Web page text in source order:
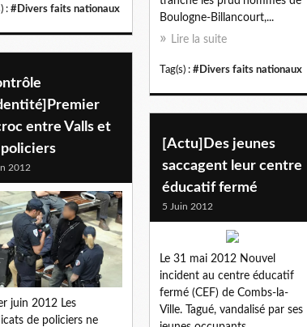
: #Divers faits nationaux
Boulogne-Billancourt,...
Lire la suite
Tag(s) : #Divers faits nationaux
entre Valls et
policiers
2012
juin 2012 Les
de policiers ne
[Actu]Des jeunes
saccagent leur centre
éducatif fermé
5 Juin 2012
Le 31 mai 2012 Nouvel
incident au centre éducatif
fermé (CEF) de Combs-la-
Ville. Tagué, vandalisé par ses